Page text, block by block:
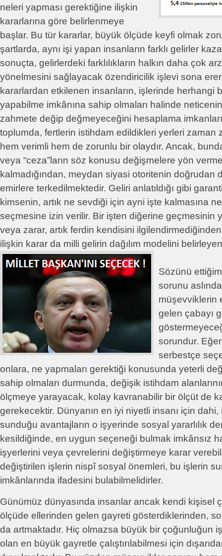
neleri yapması gerektiğine ilişkin
kararlarına göre belirlenmeye
başlar. Bu tür kararlar, büyük ölçüde keyfi olmak
şartlarda, aynı işi yapan insanların farklı gelirler
sonuçta, gelirlerdeki farklılıkların halkın daha çok
yönelmesini sağlayacak özendiricilik işlevi sona
kararlardan etkilenen insanların, işlerinde herhangi
yapabilme imkânına sahip olmaları halinde
zahmete değip değmeyeceğini hesaplama
toplumda, fertlerin istihdam edildikleri yerleri zaman
hem verimli hem de zorunlu bir olaydır. Ancak,
veya “ceza”ların söz konusu değişmelere yön
kalmadığından, meydan siyasi otoritenin doğrudan
emirlere terkedilmektedir. Geliri anlatıldığı gibi
kimsenin, artık ne sevdiği için ayni işte kalmasına
seçmesine izin verilir. Bir işten diğerine geçmesinin
veya zarar, artık ferdin kendisini
ilişkin karar da milli gelirin dağılım modelini
Sözünü
sorunu
müşevviklerin
gelen çabayı
sorundur.
serbestçe
onlara, ne yapmaları gerektiği konusunda yeterli
sahip olmaları durmunda, değişik istihdam
ölçmeye yarayacak, kolay kavranabilir bir ölçüt de
gerekecektir. Dünyanın en iyi niyetli insanı için
sunduğu avantajların o işyerinde sosyal yararlılık
kesildiğinde, en uygun seçeneği bulmak imkânsız
işyerlerini veya çevrelerini değiştirmeye karar
değiştirilen işlerin nispî sosyal önemleri, bu işlerin
imkânlarında ifadesini bulabilmelidirler.
Günümüz dünyasında insanlar ancak kendi kişisel
ölçüde ellerinden gelen gayreti gösterdiklerinden,
da artmaktadır. Hiç olmazsa büyük bir çoğunluğun
olan en büyük gayretle çalıştırılabilmesi için